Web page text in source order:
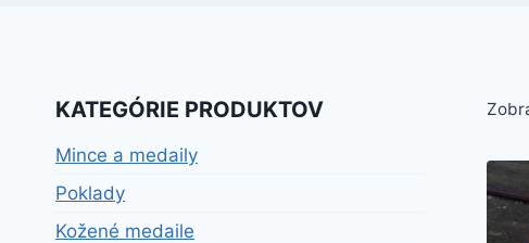
KATEGÓRIE PRODUKTOV
Mince a medaily
Poklady
Kožené medaile